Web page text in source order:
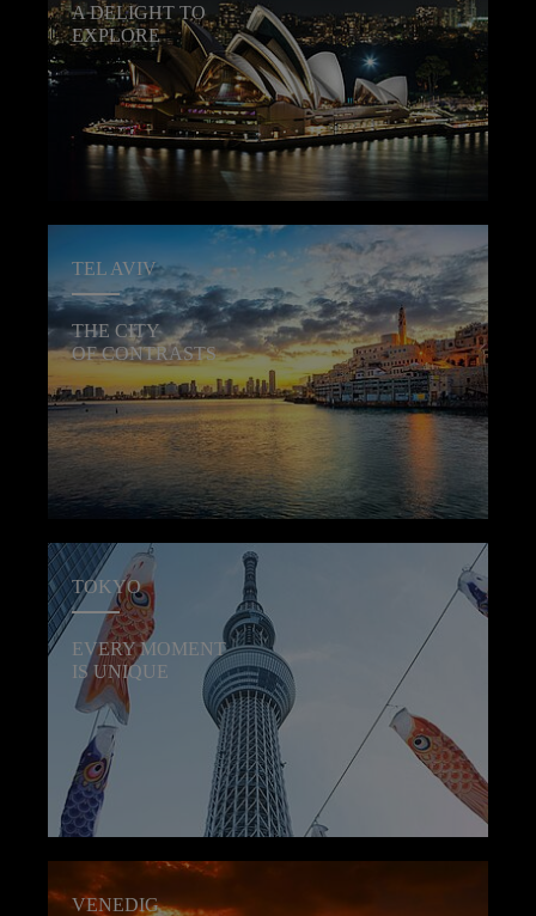
A DELIGHT TO
EXPLORE
TEL AVIV
THE CITY
OF CONTRASTS
TOKYO
EVERY MOMENT
IS UNIQUE
VENEDIG